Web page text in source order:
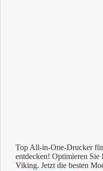
Top All-in-One-Drucker
entdecken! Optimieren
Viking. Jetzt die besten